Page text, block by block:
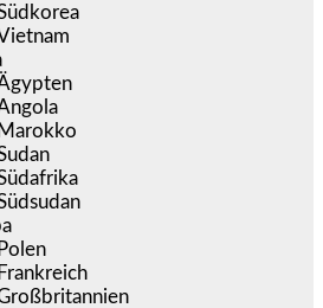
Marokko
Polen
Frankreich